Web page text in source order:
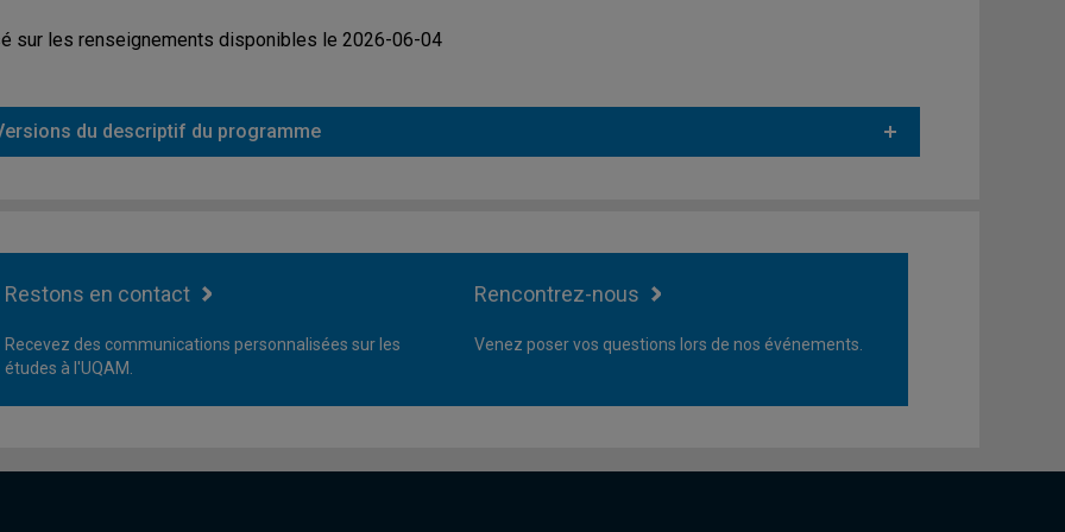
sur les renseignements disponibles le 2026-06-04
du descriptif du programme
Restons en contact
Recevez des communications personnalisées sur les
études à l'UQAM.
Rencontrez-nous
Venez poser vos questions lors de nos événements.